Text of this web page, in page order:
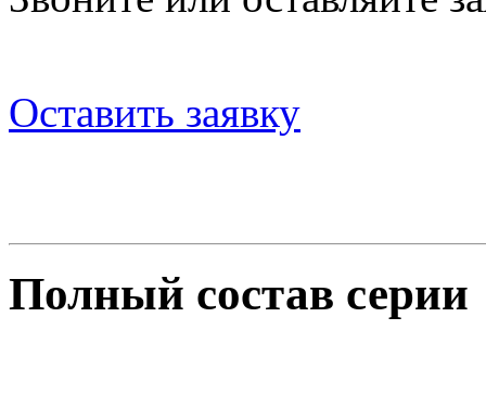
Оставить заявку
Полный состав серии